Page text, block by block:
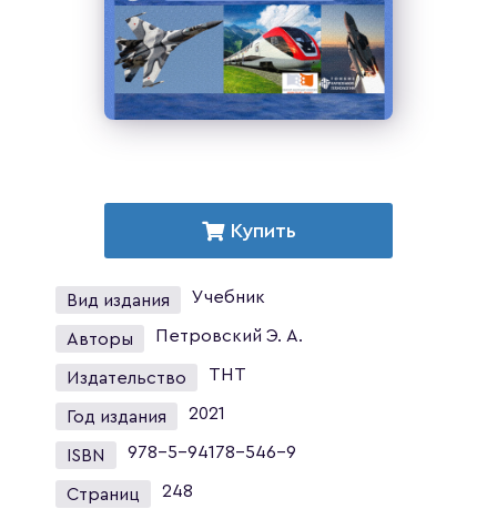
Купить
Вид издания Учебник
Авторы Петровский Э. А.
Издательство ТНТ
Год издания 2021
ISBN 978-5-94178-546-9
Страниц 248